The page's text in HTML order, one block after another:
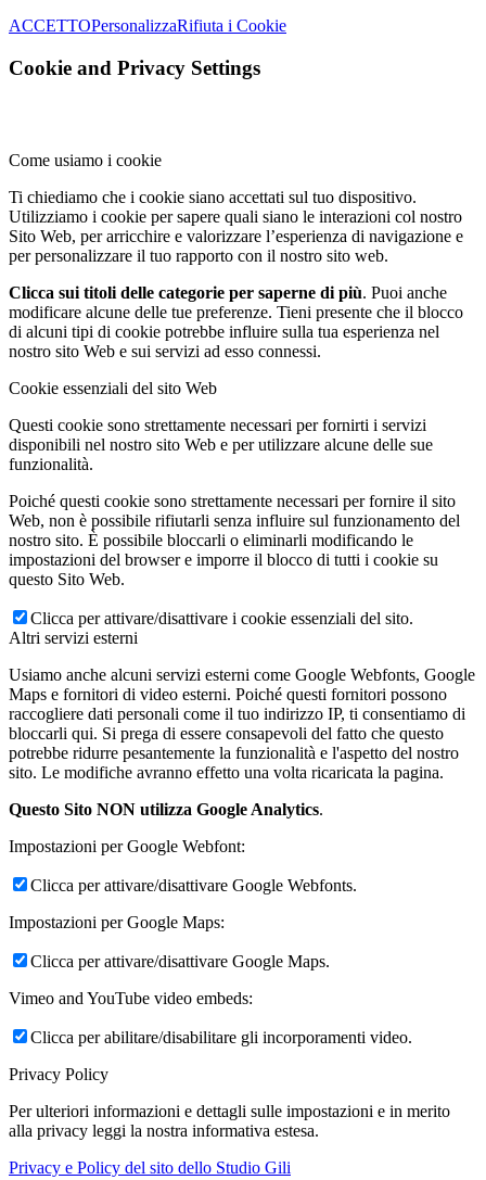
ACCETTOPersonalizzaRifiuta i Cookie
Cookie and Privacy Settings
Come usiamo i cookie
Ti chiediamo che i cookie siano accettati sul tuo dispositivo.
Utilizziamo i cookie per sapere quali siano le interazioni col nostro
Sito Web, per arricchire e valorizzare l’esperienza di navigazione e
per personalizzare il tuo rapporto con il nostro sito web.
Clicca sui titoli delle categorie per saperne di più. Puoi anche
modificare alcune delle tue preferenze. Tieni presente che il blocco
di alcuni tipi di cookie potrebbe influire sulla tua esperienza nel
nostro sito Web e sui servizi ad esso connessi.
Cookie essenziali del sito Web
Questi cookie sono strettamente necessari per fornirti i servizi
disponibili nel nostro sito Web e per utilizzare alcune delle sue
funzionalità.
Poiché questi cookie sono strettamente necessari per fornire il sito
Web, non è possibile rifiutarli senza influire sul funzionamento del
nostro sito. È possibile bloccarli o eliminarli modificando le
impostazioni del browser e imporre il blocco di tutti i cookie su
questo Sito Web.
Clicca per attivare/disattivare i cookie essenziali del sito.
Altri servizi esterni
Usiamo anche alcuni servizi esterni come Google Webfonts, Google
Maps e fornitori di video esterni. Poiché questi fornitori possono
raccogliere dati personali come il tuo indirizzo IP, ti consentiamo di
bloccarli qui. Si prega di essere consapevoli del fatto che questo
potrebbe ridurre pesantemente la funzionalità e l'aspetto del nostro
sito. Le modifiche avranno effetto una volta ricaricata la pagina.
Questo Sito NON utilizza Google Analytics.
Impostazioni per Google Webfont:
Clicca per attivare/disattivare Google Webfonts.
Impostazioni per Google Maps:
Clicca per attivare/disattivare Google Maps.
Vimeo and YouTube video embeds:
Clicca per abilitare/disabilitare gli incorporamenti video.
Privacy Policy
Per ulteriori informazioni e dettagli sulle impostazioni e in merito
alla privacy leggi la nostra informativa estesa.
Privacy e Policy del sito dello Studio Gili